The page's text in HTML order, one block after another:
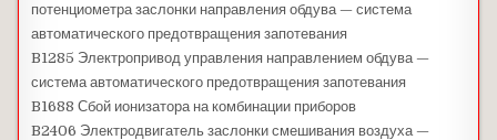
потенциометра заслонки направления обдува — система
автоматического предотвращения запотевания
B1285 Электропривод управления направлением обдува —
система автоматического предотвращения запотевания
B1688 Сбой ионизатора на комбинации приборов
B2406 Электродвигатель заслонки смешивания воздуха —